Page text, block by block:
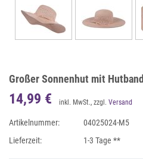
Großer Sonnenhut mit
14,99 € inkl. MwSt., zzgl. Versand
Artikelnummer:
04025024-M5
Lieferzeit:
1-3 Tage **